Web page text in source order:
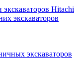
Hitachi
экскаваторов
экскаваторов